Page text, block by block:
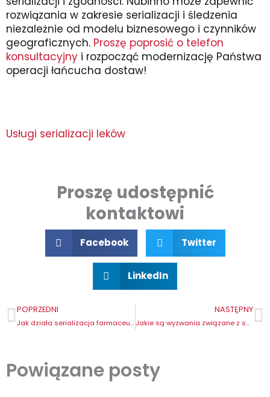
rozwiązania w zakresie serializacji i śledzenia
niezależnie od modelu biznesowego i czynników
geograficznych. Proszę poprosić o telefon
konsultacyjny i rozpocząć modernizację Państwa
operacji łańcucha dostaw!
Usługi serializacji leków
Proszę udostępnić
kontaktowi
Facebook Twitter
LinkedIn
Prev
POPRZEDNI
Jak działa serializacja farmaceutyczna?
NASTĘPNY
Jakie są wyzwania związane z serializacją?
Powiązane posty